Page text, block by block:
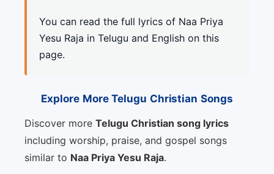
You can read the full lyrics of Naa Priya
Yesu Raja in Telugu and English on this
page.
Explore More Telugu Christian Songs
Discover more Telugu Christian song lyrics
including worship, praise, and gospel songs
similar to Naa Priya Yesu Raja.